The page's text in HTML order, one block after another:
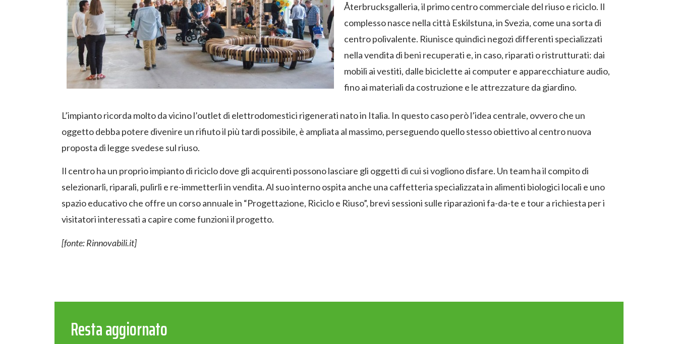
Återbrucksgalleria, il primo centro commerciale del riuso e riciclo. Il
complesso nasce nella città Eskilstuna, in Svezia, come una sorta di
centro polivalente. Riunisce quindici negozi differenti specializzati
nella vendita di beni recuperati e, in caso, riparati o ristrutturati: dai
mobili ai vestiti, dalle biciclette ai computer e apparecchiature audio,
fino ai materiali da costruzione e le attrezzature da giardino.
L’impianto ricorda molto da vicino l’outlet di elettrodomestici rigenerati nato in Italia. In questo caso però l’idea centrale, ovvero che un
oggetto debba potere divenire un rifiuto il più tardi possibile, è ampliata al massimo, perseguendo quello stesso obiettivo al centro nuova
proposta di legge svedese sul riuso.
Il centro ha un proprio impianto di riciclo dove gli acquirenti possono lasciare gli oggetti di cui si vogliono disfare. Un team ha il compito di
selezionarli, riparali, pulirli e re-immetterli in vendita. Al suo interno ospita anche una caffetteria specializzata in alimenti biologici locali e uno
spazio educativo che offre un corso annuale in “Progettazione, Riciclo e Riuso”, brevi sessioni sulle riparazioni fa-da-te e tour a richiesta per i
visitatori interessati a capire come funzioni il progetto.
[fonte: Rinnovabili.it]
Resta aggiornato